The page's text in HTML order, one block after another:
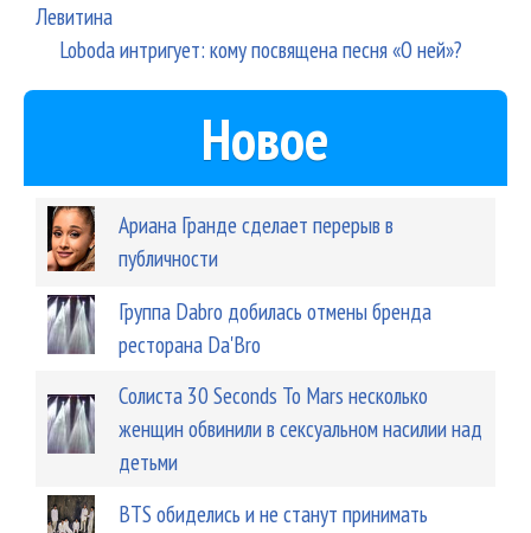
Левитина
Loboda интригует: кому посвящена песня «О ней»?
Новое
Ариана Гранде сделает перерыв в
публичности
Группа Dabro добилась отмены бренда
ресторана Da'Bro
Солиста 30 Seconds To Mars несколько
женщин обвинили в сексуальном насилии над
детьми
BTS обиделись и не станут принимать